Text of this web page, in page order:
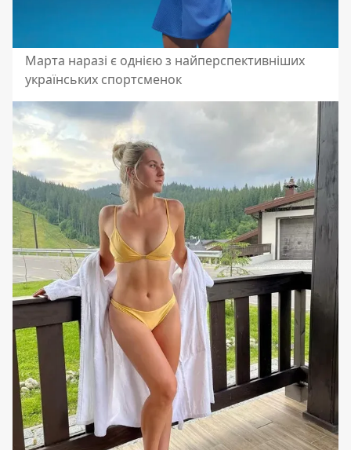
Марта наразі є однією з найперспективніших
українських спортсменок